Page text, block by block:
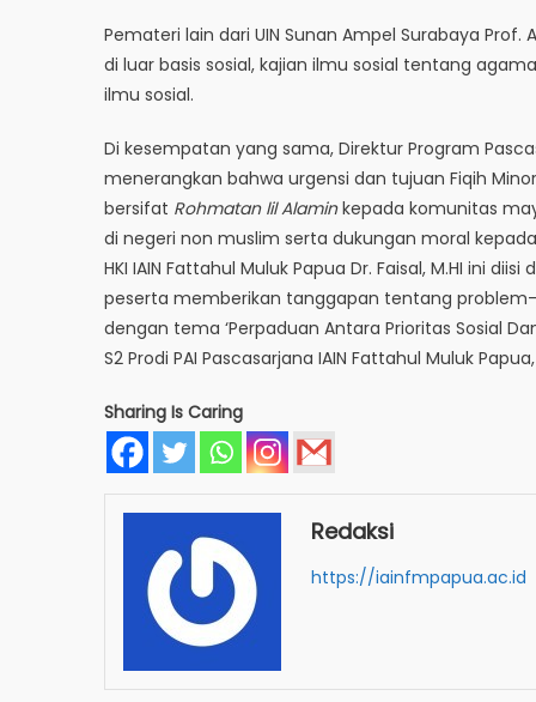
Pemateri lain dari UIN Sunan Ampel Surabaya
di luar basis sosial, kajian ilmu sosial tentang
ilmu sosial.
Di kesempatan yang sama, Direktur Program
menerangkan bahwa urgensi dan tujuan Fiqih
bersifat Rohmatan lil Alaminkepada komunitas
di negeri non muslim serta dukungan moral
HKI IAIN Fattahul Muluk Papua Dr. Faisal, M.HI ini
peserta memberikan tanggapan tentang
dengan tema ‘Perpaduan Antara Prioritas Sosial
S2 Prodi PAI Pascasarjana IAIN Fattahul Muluk
Sharing Is Caring
Redaksi
https://iainfmpapua.ac.id